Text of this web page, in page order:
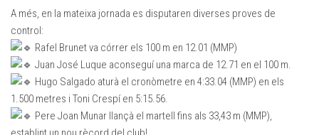
A més, en la mateixa jornada es disputaren diverses proves de
control:
Rafel Brunet va córrer els 100 m en 12.01 (MMP)
Juan José Luque aconseguí una marca de 12.71 en el 100 m.
Hugo Salgado aturà el cronòmetre en 4:33.04 (MMP) en els
1.500 metres i Toni Crespí en 5:15.56.
Pere Joan Munar llançà el martell fins als 33,43 m (MMP),